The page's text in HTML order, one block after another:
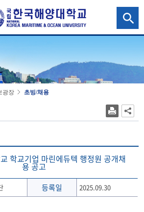
광장 초빙/채용
학교기업 마린에듀텍 행정원 공개채
용 공고
등록일 2025.09.30